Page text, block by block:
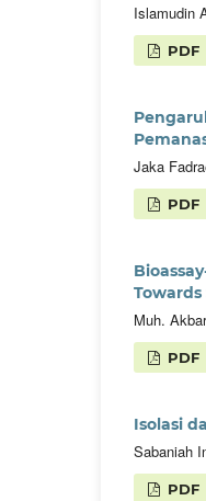
Islamudin
PDF
Jaka
PDF
Towards
Muh.
PDF
Isolasi
Sabaniah
PDF